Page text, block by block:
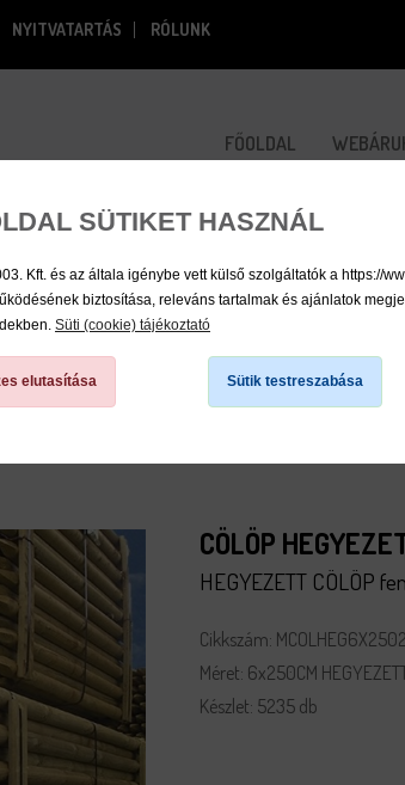
SÜTIKET HASZNÁL
Kft. és az általa igénybe vett külső szolgáltatók a https://
biztosítása, releváns tartalmak és ajánlatok
Süti (cookie) tájékoztató
elutasítása Sütik testreszabása
NYITVATARTÁS RÓLUNK
FŐOLDAL
CÖLÖP
HEGYEZETT CÖLÖP
Cikkszám:
Méret: 6x250CM
Készlet: 5235 db